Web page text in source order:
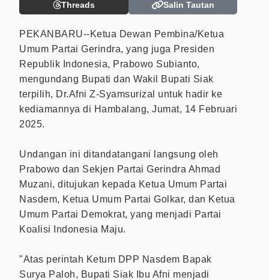
Threads
Salin Tautan
PEKANBARU--Ketua Dewan Pembina/Ketua
Umum Partai Gerindra, yang juga Presiden
Republik Indonesia, Prabowo Subianto,
mengundang Bupati dan Wakil Bupati Siak
terpilih, Dr.Afni Z-Syamsurizal untuk hadir ke
kediamannya di Hambalang, Jumat, 14 Februari
2025.
Undangan ini ditandatangani langsung oleh
Prabowo dan Sekjen Partai Gerindra Ahmad
Muzani, ditujukan kepada Ketua Umum Partai
Nasdem, Ketua Umum Partai Golkar, dan Ketua
Umum Partai Demokrat, yang menjadi Partai
Koalisi Indonesia Maju.
"Atas perintah Ketum DPP Nasdem Bapak
Surya Paloh, Bupati Siak Ibu Afni menjadi